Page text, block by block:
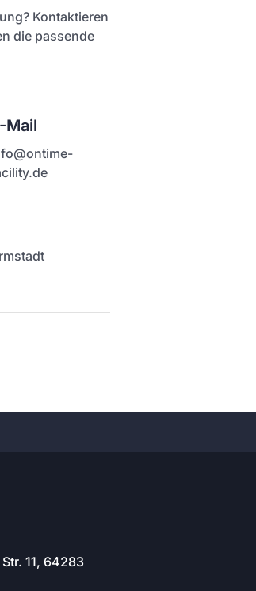
Kontaktieren
die passende
Mail
11, 64283